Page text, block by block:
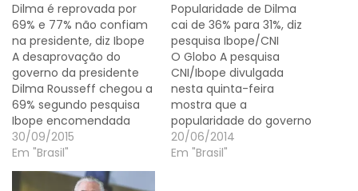
Dilma é reprovada por
69% e 77% não confiam
na presidente, diz Ibope
A desaprovação do
governo da presidente
Dilma Rousseff chegou a
69% segundo pesquisa
Ibope encomendada
pela CNI e divulgada
nesta quarta-feira (30).
O índice é o maior já
registrado pelo instituto
30/09/2015
Em "Brasil"
Popularidade de Dilma
cai de 36% para 31%, diz
pesquisa Ibope/CNI
O Globo A pesquisa
CNI/Ibope divulgada
nesta quinta-feira
mostra que a
popularidade do governo
da presidente Dilma
Rousseff caiu de 36% em
20/06/2014
Em "Brasil"